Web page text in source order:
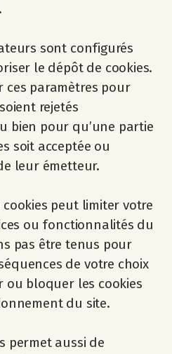
sont configurés
le dépôt de cookies.
ces paramètres pour
rejetés
bien pour qu’une partie
soit acceptée ou
leur émetteur.
peut limiter votre
ou fonctionnalités du
pas être tenus pour
de votre choix
ou bloquer les cookies
du site.
permet aussi de